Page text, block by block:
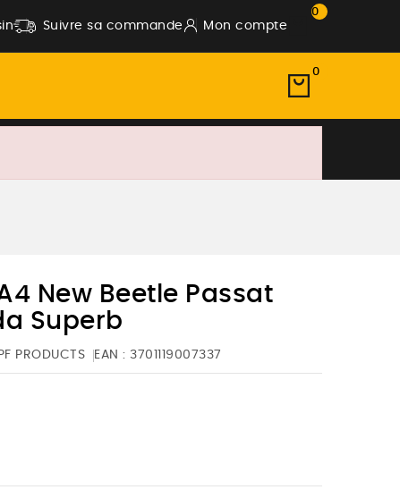
Suivre sa commande Mon compte
0
0
New Beetle Passat
Superb
PRODUCTS EAN : 3701119007337